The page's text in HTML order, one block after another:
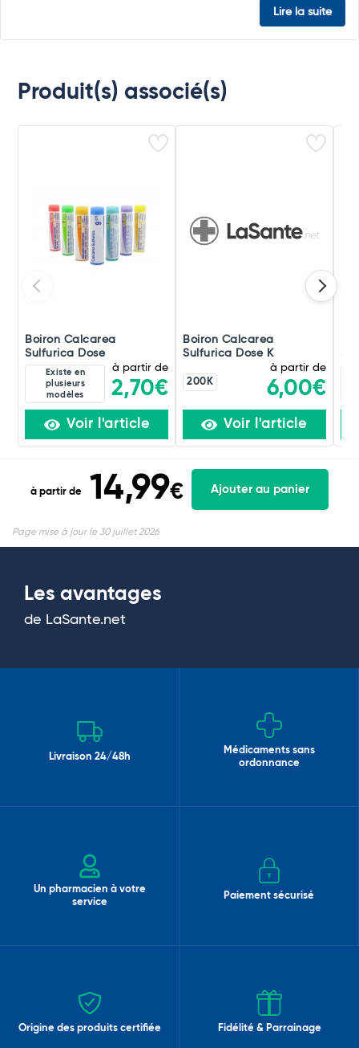
Lire la suite
Produit(s) associé(s)
Boiron Calcarea
Sulfurica Dose
Existe en
plusieurs
modèles
à partir de
2,70€
Voir l'article
Boiron Calcarea
Sulfurica Dose K
200K
à partir de
6,00€
Voir l'article
à partir de 14,99€ Ajouter au panier
Page mise à jour le 30 juillet 2026
Les avantages
de LaSante.net
Livraison 24/48h
Médicaments sans
ordonnance
Un pharmacien à votre
service
Paiement sécurisé
Origine des produits certifiée Fidélité & Parrainage